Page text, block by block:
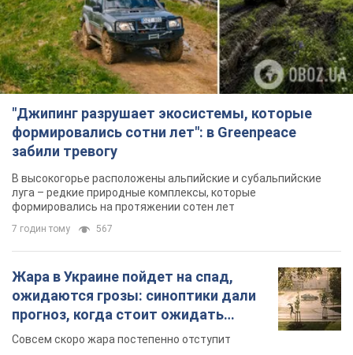
"Джипинг разрушает экосистемы, которые
формировались сотни лет": в Greenpeace
забили тревогу
В высокогорье расположены альпийские и субальпийские
луга – редкие природные комплексы, которые
формировались на протяжении сотен лет
7 годин тому 567
Жара в Украине пойдет на спад,
ожидаются грозы: синоптики дали
прогноз, когда стоит ожидать
изменения погоды
Совсем скоро жара постепенно отступит